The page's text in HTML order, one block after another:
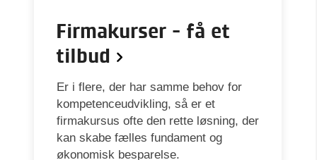
Firmakurser - få et
tilbud
Er i flere, der har samme behov for
kompetenceudvikling, så er et
firmakursus ofte den rette løsning, der
kan skabe fælles fundament og
økonomisk besparelse.